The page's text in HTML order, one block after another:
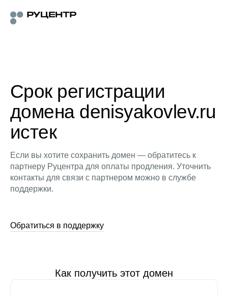
Срок регистрации
домена denisyakovlev.ru
истек
Если вы хотите сохранить домен — обратитесь к
партнеру Руцентра для оплаты продления. Уточнить
контакты для связи с партнером можно в службе
поддержки.
Обратиться в поддержку
Как получить этот домен